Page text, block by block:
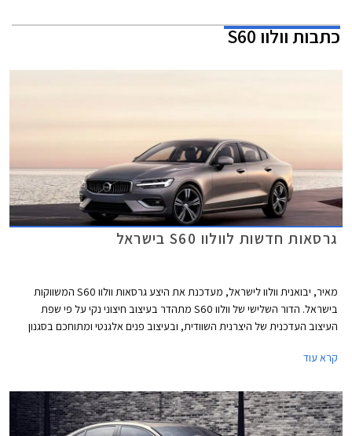
כתבותוולוו S60
גרסאות חדשות לוולוו S60 בישראל
מאיר, יבואנית וולוו לישראל, מעדכנת את היצע גרסאות וולוו S60 המשווקות
בישראל. הדור השלישי של וולוו S60 מתהדר בעיצוב חיצוני נקי על פי שפת
העיצוב העדכנית של היצרנית השוודית, ובעיצוב פנים אלגנטי ומתוחכם בסגנון
העדכון הנוכחי חל דווקא בגרסאות הבנזין.
קרא עוד